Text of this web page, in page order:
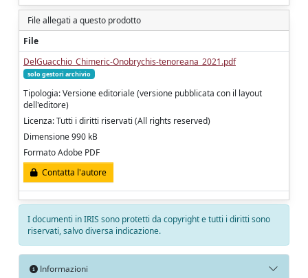
File allegati a questo prodotto
File
DelGuacchio_Chimeric-Onobrychis-tenoreana_2021.pdf
solo gestori archivio
Tipologia: Versione editoriale (versione pubblicata con il layout
dell'editore)
Licenza: Tutti i diritti riservati (All rights reserved)
Dimensione 990 kB
Formato Adobe PDF
Contatta l'autore
I documenti in IRIS sono protetti da copyright e tutti i diritti sono
riservati, salvo diversa indicazione.
Informazioni